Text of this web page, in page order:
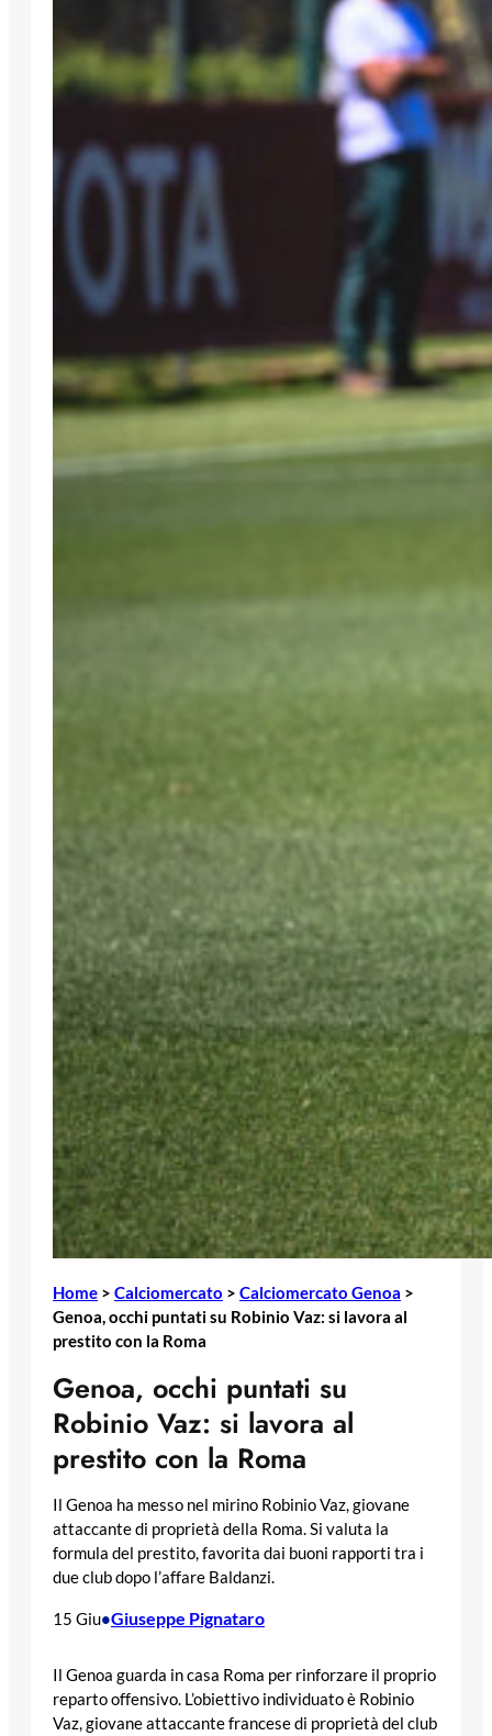
Home > Calciomercato > Calciomercato Genoa >
Genoa, occhi puntati su Robinio Vaz: si lavora al
prestito con la Roma
Genoa, occhi puntati su
Robinio Vaz: si lavora al
prestito con la Roma
Il Genoa ha messo nel mirino Robinio Vaz, giovane
attaccante di proprietà della Roma. Si valuta la
formula del prestito, favorita dai buoni rapporti tra i
due club dopo l’affare Baldanzi.
15 Giu•Giuseppe Pignataro
Il Genoa guarda in casa Roma per rinforzare il proprio
reparto offensivo. L’obiettivo individuato è Robinio
Vaz, giovane attaccante francese di proprietà del club